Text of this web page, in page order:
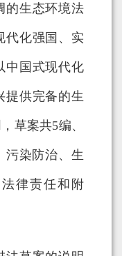
的生态环境法
代化强国、实
中国式现代化
提供完备的生
草案共5编、
污染防治、生
律责任和附